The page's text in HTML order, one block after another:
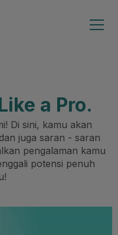
a Pro.
Di sini, kamu akan
juga saran - saran
pengalaman kamu
potensi penuh